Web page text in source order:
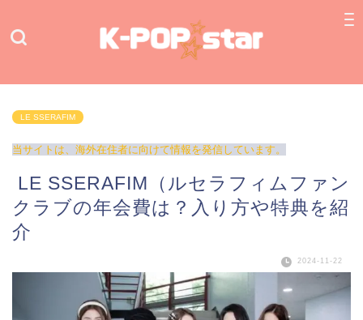
LE SSERAFIM
当サイトは、海外在住者に向けて情報を発信しています。
LE SSERAFIM（ルセラフィムファン
クラブの年会費は？入り方や特典を紹
介
2024-11-22